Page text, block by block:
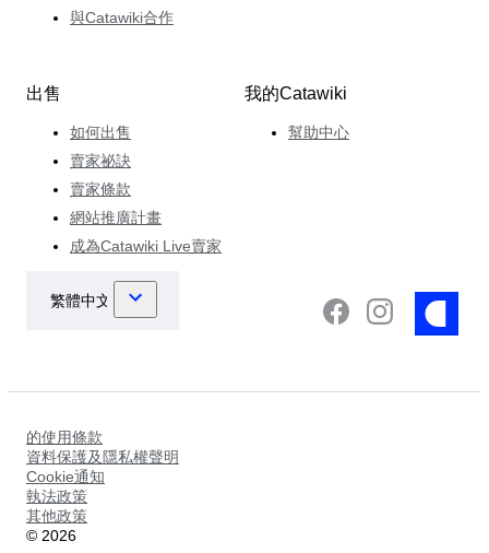
與Catawiki合作
出售
如何出售
賣家祕訣
賣家條款
網站推廣計畫
成為Catawiki Live賣家
我的Catawiki
幫助中心
的使用條款
資料保護及隱私權聲明
Cookie通知
執法政策
其他政策
© 2026